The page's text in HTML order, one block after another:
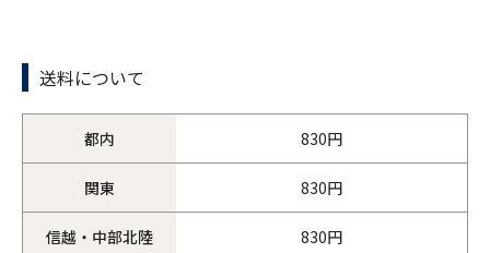
送料について
都内 830円
関東 830円
信越・中部北陸 830円